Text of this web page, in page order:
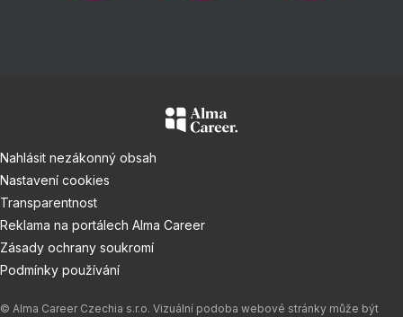
Nahlásit nezákonný obsah
Nastavení cookies
Transparentnost
Reklama na portálech Alma Career
Zásady ochrany soukromí
Podmínky používání
© Alma Career Czechia s.r.o. Vizuální podoba webové stránky může být